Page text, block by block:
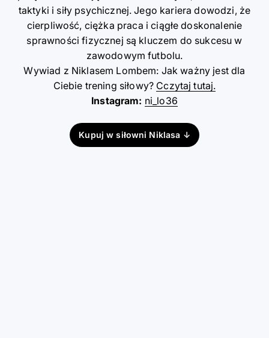
taktyki i siły psychicznej. Jego kariera dowodzi, że
cierpliwość, ciężka praca i ciągłe doskonalenie
sprawności fizycznej są kluczem do sukcesu w
zawodowym futbolu.
Wywiad z Niklasem Lombem: Jak ważny jest dla
Ciebie trening siłowy? Cczytaj tutaj.
Instagram: ni_lo36
Kupuj w siłowni Niklasa ↓